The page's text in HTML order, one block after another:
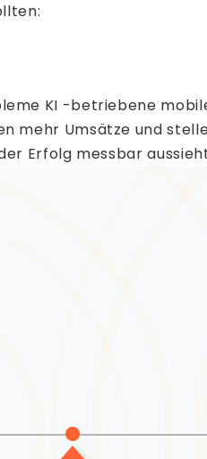
KI -betriebene
mehr Umsätze und
Erfolg messbar